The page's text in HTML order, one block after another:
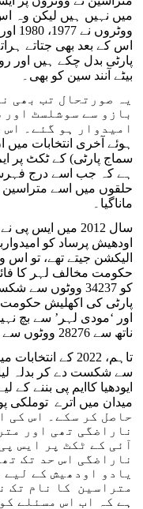
میں نہیں ہیں لیکن وہ
اس کے بعد بھی جتاتے
پارٹی بدل چکے ہیں اور
بیٹے آنند سین کو بھی۔
یہ صورتحال تب بھی
بازو سے سوشلسٹ
ہوئے آخری انتخابات
سماج پارٹی) کے ٹکٹ پر
ہے کہ جب اسے درج
حلقوں میں اسے
ماناگیا۔
سال 2012 میں
اودھیش پرساد کو
الیکشن جیتے تھے، تو
حکومت مخالف لہر کا
پارٹی کی اکھلیش
اور ‘مودی لہر’ سے بچ
ناتھ سے 28276 ووٹوں سے ہار گئے۔
سے شکست دے کر بدلہ
ایودھیا کاایم پی بننے
حاصل کر سکے۔ اس کی
ناراضگی تھی اور
آئی کے ٹکٹ پر ایس
ناراضگی اس حد تک
یادو اودھیش کے
متراسین کا نام تک
ہے کہ اب اس مسئلے